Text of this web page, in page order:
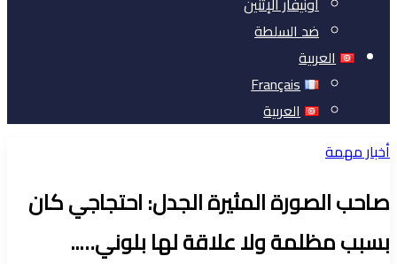
ضد السلطة
العربية
Français
العربية
أخبار مهمة
صاحب الصورة المثيرة الجدل: احتجاجي كان
بسبب مظلمة ولا علاقة لها بلوني…..